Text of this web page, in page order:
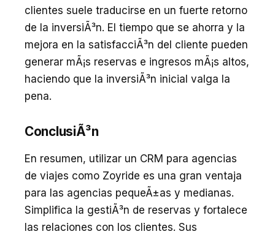
clientes suele traducirse en un fuerte retorno
de la inversiÃ³n. El tiempo que se ahorra y la
mejora en la satisfacciÃ³n del cliente pueden
generar mÃ¡s reservas e ingresos mÃ¡s altos,
haciendo que la inversiÃ³n inicial valga la
pena.
ConclusiÃ³n
En resumen, utilizar un CRM para agencias
de viajes como Zoyride es una gran ventaja
para las agencias pequeÃ±as y medianas.
Simplifica la gestiÃ³n de reservas y fortalece
las relaciones con los clientes. Sus